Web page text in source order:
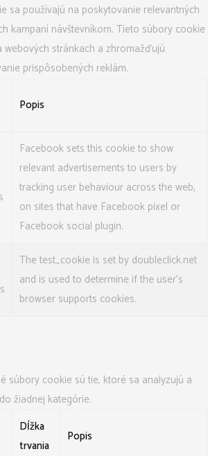
sa používajú na poskytovanie relevantných
kampaní návštevníkom. Tieto súbory cookie
webových stránkach a zhromažďujú
prispôsobených reklám.
Popis
Facebook sets this cookie to show
relevant advertisements to users by
tracking user behaviour across the web,
on sites that have Facebook pixel or
Facebook social plugin.
The test_cookie is set by doubleclick.net
and is used to determine if the user's
browser supports cookies.
súbory cookie sú tie, ktoré sa analyzujú a
žiadnej kategórie.
Dĺžka
trvania
Popis